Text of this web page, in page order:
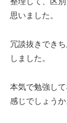
思いました。
冗談抜きでき
しました。
本気で勉強し
感じでしょうか